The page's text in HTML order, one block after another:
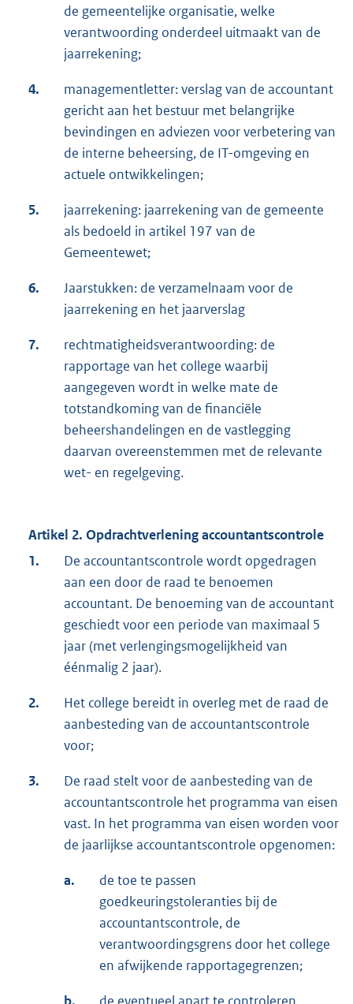
de gemeentelijke organisatie, welke
verantwoording onderdeel uitmaakt van de
jaarrekening;
4.
managementletter: verslag van de accountant
gericht aan het bestuur met belangrijke
bevindingen en adviezen voor verbetering van
de interne beheersing, de IT-omgeving en
actuele ontwikkelingen;
5.
jaarrekening: jaarrekening van de gemeente
als bedoeld in artikel 197 van de
Gemeentewet;
6.
Jaarstukken: de verzamelnaam voor de
jaarrekening en het jaarverslag
7.
rechtmatigheidsverantwoording: de
rapportage van het college waarbij
aangegeven wordt in welke mate de
totstandkoming van de financiële
beheershandelingen en de vastlegging
daarvan overeenstemmen met de relevante
wet- en regelgeving.
Artikel 2. Opdrachtverlening accountantscontrole
1.
De accountantscontrole wordt opgedragen
aan een door de raad te benoemen
accountant. De benoeming van de accountant
geschiedt voor een periode van maximaal 5
jaar (met verlengingsmogelijkheid van
éénmalig 2 jaar).
2.
Het college bereidt in overleg met de raad de
aanbesteding van de accountantscontrole
voor;
3.
De raad stelt voor de aanbesteding van de
accountantscontrole het programma van eisen
vast. In het programma van eisen worden voor
de jaarlijkse accountantscontrole opgenomen:
a.
de toe te passen
goedkeuringstoleranties bij de
accountantscontrole, de
verantwoordingsgrens door het college
en afwijkende rapportagegrenzen;